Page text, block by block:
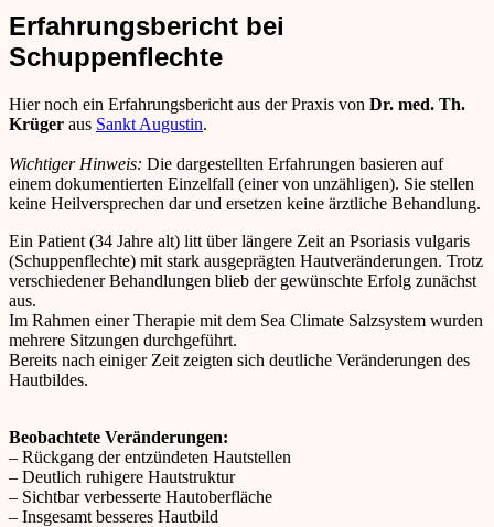
Erfahrungsbericht bei
Schuppenflechte
Hier noch ein Erfahrungsbericht aus der Praxis von Dr. med. Th.
Krüger aus Sankt Augustin.
Wichtiger Hinweis: Die dargestellten Erfahrungen basieren auf
einem dokumentierten Einzelfall (einer von unzähligen). Sie stellen
keine Heilversprechen dar und ersetzen keine ärztliche Behandlung.
Ein Patient (34 Jahre alt) litt über längere Zeit an Psoriasis vulgaris
(Schuppenflechte) mit stark ausgeprägten Hautveränderungen. Trotz
verschiedener Behandlungen blieb der gewünschte Erfolg zunächst
aus.
Im Rahmen einer Therapie mit dem Sea Climate Salzsystem wurden
mehrere Sitzungen durchgeführt.
Bereits nach einiger Zeit zeigten sich deutliche Veränderungen des
Hautbildes.
Beobachtete Veränderungen:
– Rückgang der entzündeten Hautstellen
– Deutlich ruhigere Hautstruktur
– Sichtbar verbesserte Hautoberfläche
– Insgesamt besseres Hautbild